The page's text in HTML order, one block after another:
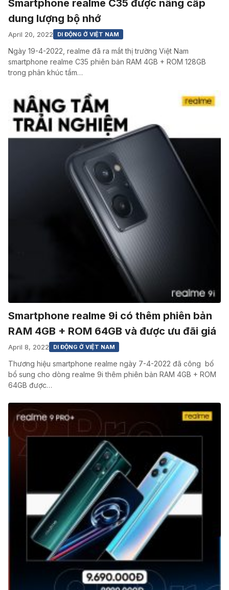
Smartphone realme C35 được nâng cấp
dung lượng bộ nhớ
April 20, 2022 DI ĐỘNG Ở VIỆT NAM
Ngày 19-4-2022, realme đã ra mắt thị trường Việt Nam
smartphone realme C35 phiên bản RAM 4GB + ROM 128GB
trong phân khúc tầm…
Smartphone realme 9i có thêm phiên bản
RAM 4GB + ROM 64GB và được ưu đãi giá
April 8, 2022 DI ĐỘNG Ở VIỆT NAM
Thương hiệu smartphone realme ngày 7-4-2022 đã công bố
bổ sung cho dòng realme 9i thêm phiên bản RAM 4GB + ROM
64GB được…